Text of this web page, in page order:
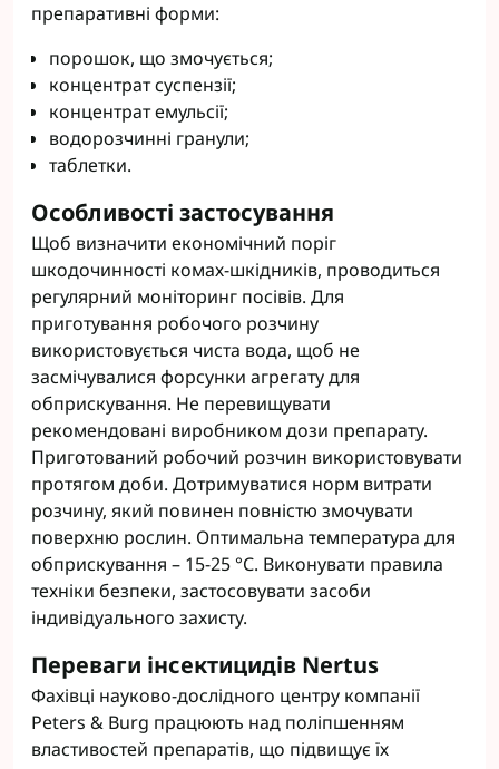
препаративні форми:
порошок, що змочується;
концентрат суспензії;
концентрат емульсії;
водорозчинні гранули;
таблетки.
Особливості застосування
Щоб визначити економічний поріг
шкодочинності комах-шкідників, проводиться
регулярний моніторинг посівів. Для
приготування робочого розчину
використовується чиста вода, щоб не
засмічувалися форсунки агрегату для
обприскування. Не перевищувати
рекомендовані виробником дози препарату.
Приготований робочий розчин використовувати
протягом доби. Дотримуватися норм витрати
розчину, який повинен повністю змочувати
поверхню рослин. Оптимальна температура для
обприскування – 15-25 °С. Виконувати правила
техніки безпеки, застосовувати засоби
індивідуального захисту.
Переваги інсектицидів Nertus
Фахівці науково-дослідного центру компанії
Peters & Burg працюють над поліпшенням
властивостей препаратів, що підвищує їх